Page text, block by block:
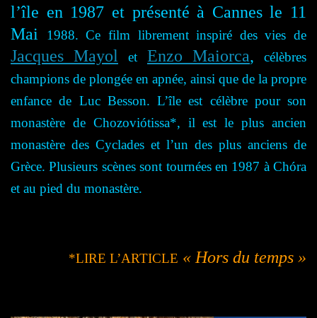
l’île en 1987 et présenté à Cannes le 11
Mai
1988. Ce film librement inspiré des vies de
Jacques Mayol et Enzo Maiorca,
célèbres
champions de plongée en apnée, ainsi que de la propre
enfance de Luc Besson. L’île est célèbre pour son
monastère de Chozoviótissa*, il estle plus ancien
monastère des Cyclades et l’un des plus anciens de
Grèce. Plusieurs scènes sont tournées en 1987 à Chóra
et au pied du monastère.
*LIRE L’ARTICLE « Hors du temps »